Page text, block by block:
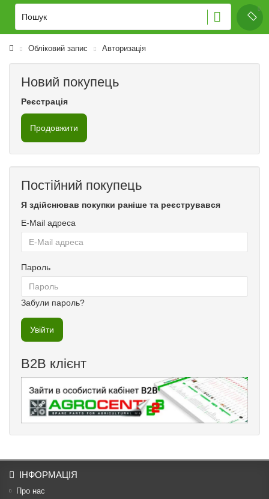
Обліковий запис Авторизація
Новий покупець
Реєстрація
Продовжити
Постійний покупець
Я здійснював покупки раніше та реєструвався
E-Mail адреса
Пароль
Забули пароль?
B2B клієнт
ІНФОРМАЦІЯ
Про нас